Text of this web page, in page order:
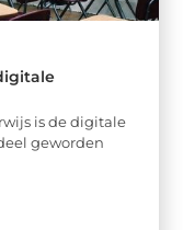
is de digitale
geworden